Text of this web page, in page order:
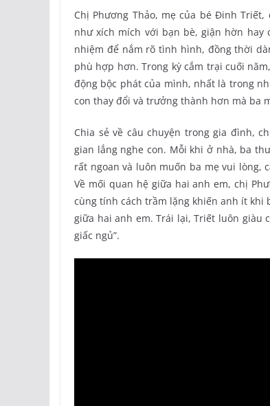
Chị Phương Thảo, mẹ của bé Đinh
như xích mích với bạn bè, giận hờn
nhiệm để nắm rõ tình hình, đồng thời
phù hợp hơn. Trong kỳ cắm trại cuối
động bộc phát của mình, nhất là trong
con thay đổi và trưởng thành hơn mà ba
Chia sẻ về câu chuyện trong gia đình,
gian lắng nghe con. Mỗi khi ở nhà, ba
rất ngoan và luôn muốn ba mẹ vui lòng,
Về mối quan hệ giữa hai anh em, chị
cùng tính cách trầm lặng khiến anh ít khi
giữa hai anh em. Trái lại, Triết luôn giàu
giấc ngủ”.